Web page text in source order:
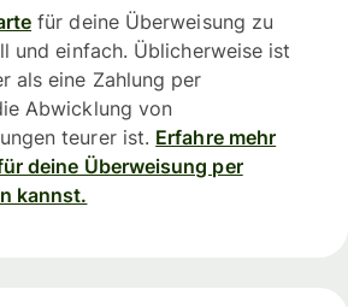
für deine Überweisung zu
und einfach. Üblicherweise ist
als eine Zahlung per
Abwicklung von
teurer ist. Erfahre mehr
deine Überweisung per
kannst.